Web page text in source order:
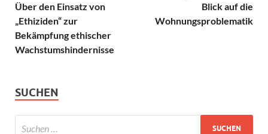
Über den Einsatz von
„Ethiziden“ zur
Bekämpfung ethischer
Wachstumshindernisse
Blick auf die
Wohnungsproblematik
SUCHEN